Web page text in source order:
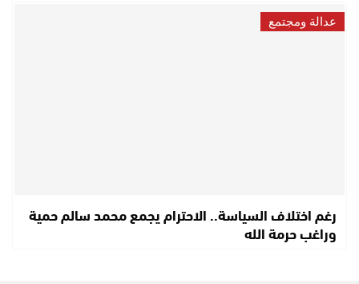
عدالة ومجتمع
رغم اختلاف السياسة.. الاحترام يجمع محمد سالم حمية
وراغب حرمة الله